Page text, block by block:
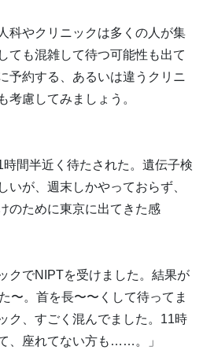
科やクリニックは多くの人が集
ても混雑して待つ可能性も出て
予約する、あるいは違うクリニ
考慮してみましょう。
時間半近く待たされた。遺伝子検
いが、週末しかやっておらず、
のために東京に出てきた感
クでNIPTを受けました。結果が
〜。首を長〜〜くして待ってま
ク、すごく混んでました。11時
、座れてない方も……。」